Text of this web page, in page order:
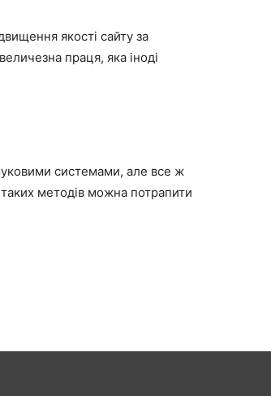
якості сайту за
праця, яка іноді
системами, але все ж
методів можна потрапити